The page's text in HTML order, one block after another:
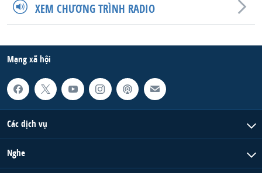
XEM CHƯƠNG TRÌNH RADIO
Mạng xã hội
Các dịch vụ
Nghe